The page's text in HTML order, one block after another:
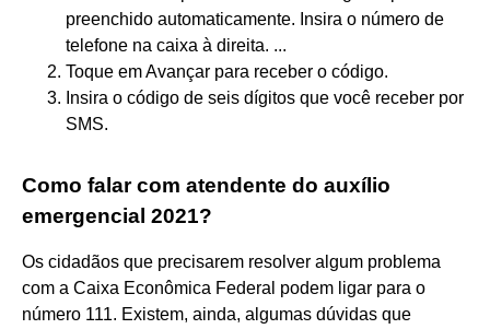
preenchido automaticamente. Insira o número de
telefone na caixa à direita. ...
Toque em Avançar para receber o código.
Insira o código de seis dígitos que você receber por
SMS.
Como falar com atendente do auxílio
emergencial 2021?
Os cidadãos que precisarem resolver algum problema
com a Caixa Econômica Federal podem ligar para o
número 111. Existem, ainda, algumas dúvidas que